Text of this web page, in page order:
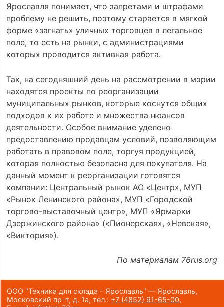
Ярославля понимает, что запретами и штрафами
проблему не решить, поэтому старается в мягкой
форме «загнать» уличных торговцев в легальное
поле, то есть на рынки, с администрациями
которых проводится активная работа.
Так, на сегодняшний день на рассмотрении в мэрии
находятся проекты по реорганизации
муниципальных рынков, которые коснутся общих
подходов к их работе и множества нюансов
деятельности. Особое внимание уделено
предоставлению продавцам условий, позволяющим
работать в правовом поле, торгуя продукцией,
которая полностью безопасна для покупателя. На
данный момент к реорганизации готовятся
компании: Центральный рынок АО «Центр», МУП
«Рынок Ленинского района», МУП «Городской
торгово-выставочный центр», МУП «Ярмарки
Дзержинского района» («Пионерская», «Невская»,
«Виктория»).
По материалам 76rus.org
ООО "Техника для склада - Ярославль" — Ярославль,
Московский пр-т, д. 1а,тел.: +7 (4852) 91-65-00,